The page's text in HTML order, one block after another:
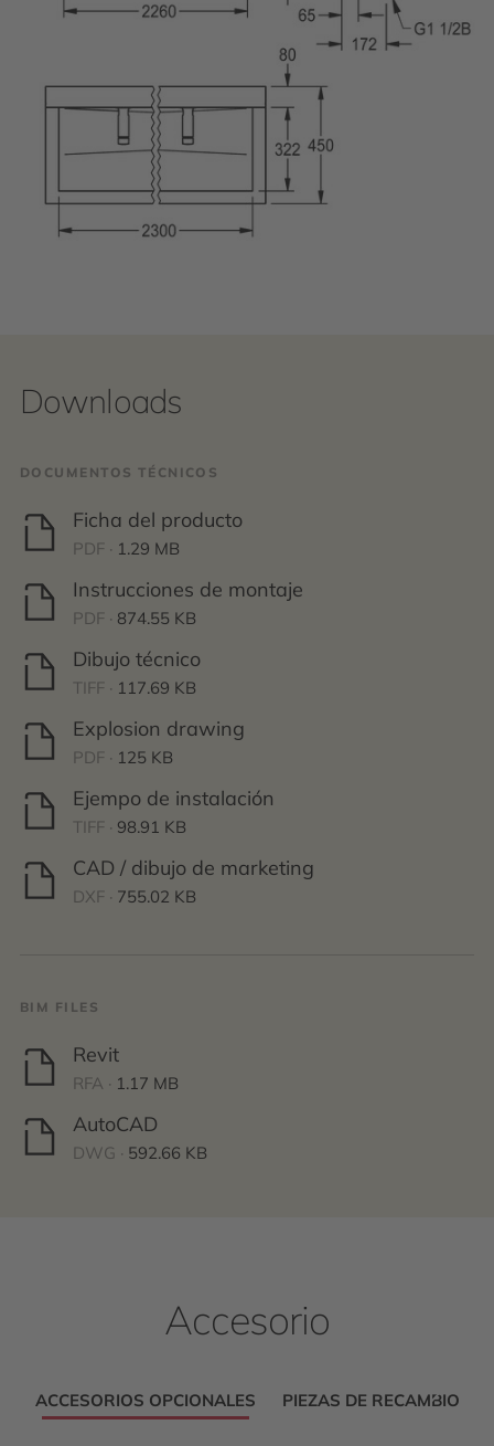
Downloads
DOCUMENTOS TÉCNICOS
Ficha del producto
PDF · 1.29 MB
Instrucciones de montaje
PDF · 874.55 KB
Dibujo técnico
TIFF · 117.69 KB
Explosion drawing
PDF · 125 KB
Ejempo de instalación
TIFF · 98.91 KB
CAD / dibujo de marketing
DXF · 755.02 KB
BIM FILES
Revit
RFA · 1.17 MB
AutoCAD
DWG · 592.66 KB
Accesorio
ACCESORIOS OPCIONALES PIEZAS DE RECAMBIO